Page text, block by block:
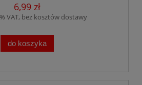
6,99 zł
VAT, bez kosztów dostawy
do koszyka